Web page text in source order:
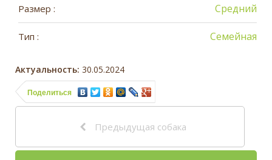
Размер : Средний
Тип : Семейная
Актуальность: 30.05.2024
Поделиться
Предыдущая собака